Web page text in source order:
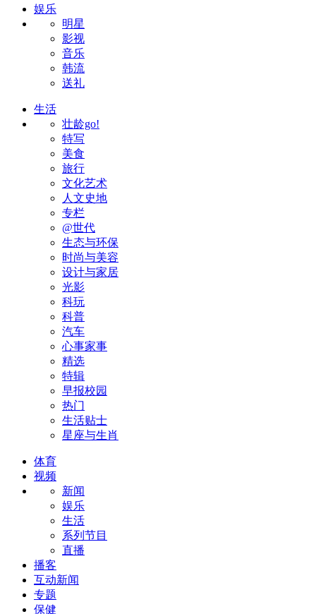
娱乐
明星
影视
音乐
韩流
送礼
生活
壮龄go!
特写
美食
旅行
文化艺术
人文史地
专栏
@世代
生态与环保
时尚与美容
设计与家居
光影
科玩
科普
汽车
心事家事
精选
特辑
早报校园
热门
生活贴士
星座与生肖
体育
视频
新闻
娱乐
生活
系列节目
直播
播客
互动新闻
专题
保健